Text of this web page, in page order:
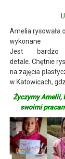
Amelia rysowała
Jest
detale. Chętnie
na zajęcia
w Katowicach,
Życzymy Amelii,
swoimi